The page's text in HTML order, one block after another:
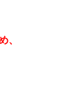
、